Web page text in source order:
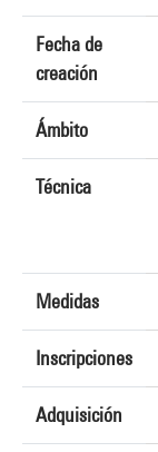
Fecha de
creación
Ámbito
Técnica
Medidas
Inscripciones
Adquisición